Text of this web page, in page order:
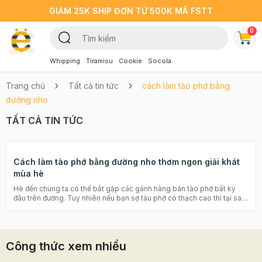
GIẢM 25K SHIP ĐƠN TỪ 500K MÃ FSTT
Whipping Tiramisu Cookie Socola
0
Trang chủ Tất cả tin tức
cách làm tào phớ bằng
đường nho
TẤT CẢ TIN TỨC
Cách làm tào phớ bằng đường nho thơm ngon giải khát
mùa hè
Hè đến chúng ta có thể bắt gặp các gánh hàng bán tào phớ bất kỳ
đâu trên đường. Tuy nhiên nếu bạn sợ tàu phớ có thạch cao thì tại sao
nhà Cách làm tào phớ thơm mát tại nhà Tào phớ là một món ăn
vặt quen thuộc, ai cũng ăn được, thanh mát, giá cả hợp túi tiền mọi đối
Công thức xem nhiều